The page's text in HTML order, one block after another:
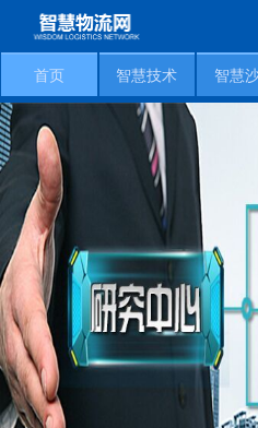
首页 智慧技术 智慧